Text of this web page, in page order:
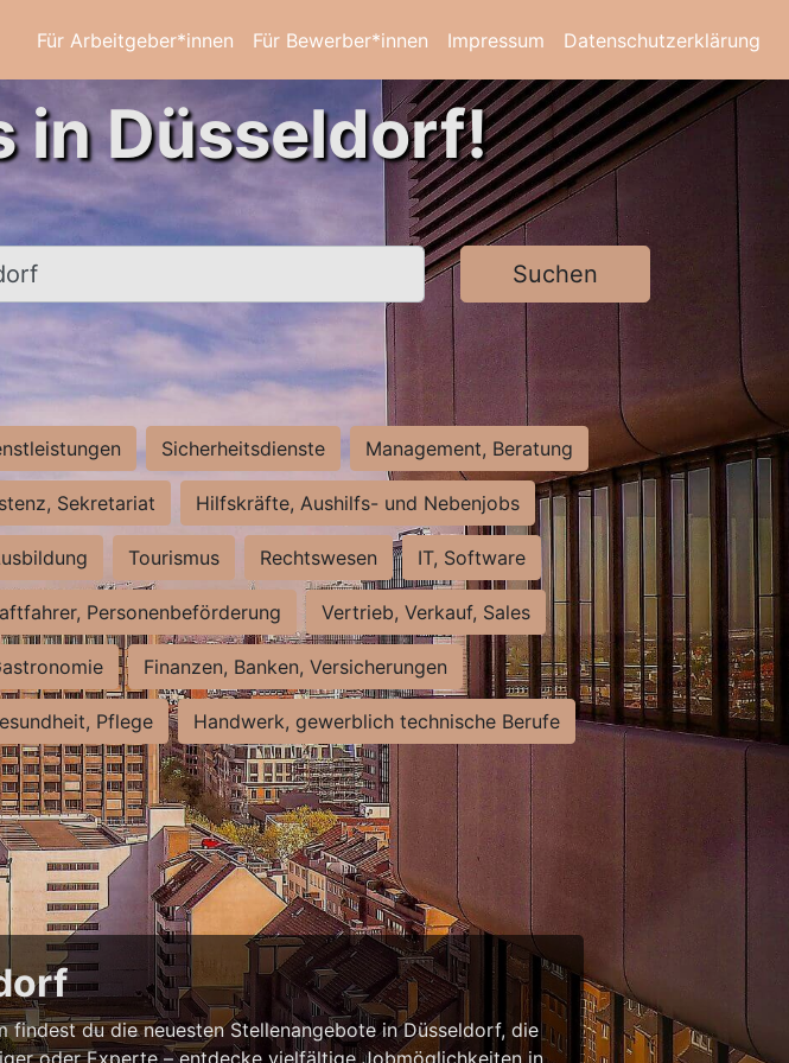
Für Arbeitgeber*innen Für Bewerber*innen Impressum Datenschutzerklärung
in Düsseldorf!
Suchen
Sicherheitsdienste Management, Beratung
Sekretariat Hilfskräfte, Aushilfs- und Nebenjobs
Tourismus Rechtswesen IT, Software
Personenbeförderung Vertrieb, Verkauf, Sales
Finanzen, Banken, Versicherungen
Pflege Handwerk, gewerblich technische Berufe
du die neuesten Stellenangebote in Düsseldorf, die